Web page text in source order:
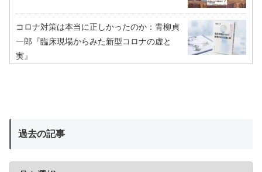
コロナ対策は本当に正しかったのか：青柳貞
一郎『臨床現場からみた新型コロナの虚と
実』
過去の記事